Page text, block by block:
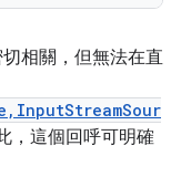
相關，但無法在直
，這個回呼可明確